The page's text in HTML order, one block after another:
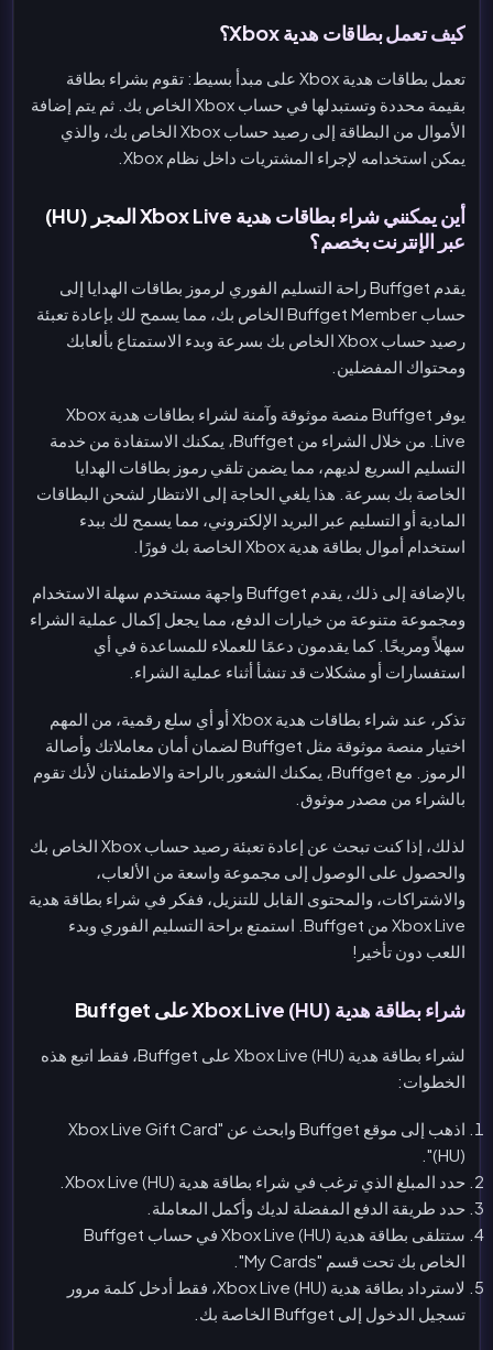
كيف تعمل بطاقات هدية Xbox؟
تعمل بطاقات هدية Xbox على مبدأ بسيط: تقوم بشراء بطاقة
بقيمة محددة وتستبدلها في حساب Xbox الخاص بك. ثم يتم إضافة
الأموال من البطاقة إلى رصيد حساب Xbox الخاص بك، والذي
يمكن استخدامه لإجراء المشتريات داخل نظام Xbox.
أين يمكنني شراء بطاقات هدية Xbox Live المجر (HU)
عبر الإنترنت بخصم؟
يقدم Buffget راحة التسليم الفوري لرموز بطاقات الهدايا إلى
حساب Buffget Member الخاص بك، مما يسمح لك بإعادة تعبئة
رصيد حساب Xbox الخاص بك بسرعة وبدء الاستمتاع بألعابك
ومحتواك المفضلين.
يوفر Buffget منصة موثوقة وآمنة لشراء بطاقات هدية Xbox
Live. من خلال الشراء من Buffget، يمكنك الاستفادة من خدمة
التسليم السريع لديهم، مما يضمن تلقي رموز بطاقات الهدايا
الخاصة بك بسرعة. هذا يلغي الحاجة إلى الانتظار لشحن البطاقات
المادية أو التسليم عبر البريد الإلكتروني، مما يسمح لك ببدء
استخدام أموال بطاقة هدية Xbox الخاصة بك فورًا.
بالإضافة إلى ذلك، يقدم Buffget واجهة مستخدم سهلة الاستخدام
ومجموعة متنوعة من خيارات الدفع، مما يجعل إكمال عملية الشراء
سهلاً ومريحًا. كما يقدمون دعمًا للعملاء للمساعدة في أي
استفسارات أو مشكلات قد تنشأ أثناء عملية الشراء.
تذكر، عند شراء بطاقات هدية Xbox أو أي سلع رقمية، من المهم
اختيار منصة موثوقة مثل Buffget لضمان أمان معاملاتك وأصالة
الرموز. مع Buffget، يمكنك الشعور بالراحة والاطمئنان لأنك تقوم
بالشراء من مصدر موثوق.
لذلك، إذا كنت تبحث عن إعادة تعبئة رصيد حساب Xbox الخاص بك
والحصول على الوصول إلى مجموعة واسعة من الألعاب،
والاشتراكات، والمحتوى القابل للتنزيل، ففكر في شراء بطاقة هدية
Xbox Live من Buffget. استمتع براحة التسليم الفوري وبدء
اللعب دون تأخير!
شراء بطاقة هدية Xbox Live (HU) على Buffget
لشراء بطاقة هدية Xbox Live (HU) على Buffget، فقط اتبع هذه
الخطوات:
اذهب إلى موقع Buffget وابحث عن "Xbox Live Gift Card
(HU)".
حدد المبلغ الذي ترغب في شراء بطاقة هدية Xbox Live (HU).
حدد طريقة الدفع المفضلة لديك وأكمل المعاملة.
ستتلقى بطاقة هدية Xbox Live (HU) في حساب Buffget
الخاص بك تحت قسم "My Cards".
لاسترداد بطاقة هدية Xbox Live (HU)، فقط أدخل كلمة مرور
تسجيل الدخول إلى Buffget الخاصة بك.